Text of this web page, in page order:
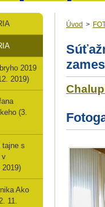
Úvod >
2019
2019)
(3.
s
v
2019)
Ako
11.